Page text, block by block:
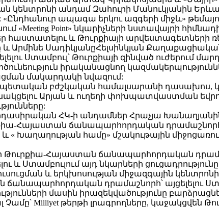
կենտրոնի անդամ Զահուրի Մանուկյանին
«Ընդհանուր ապագա երկու ազգերի միջև»
«Meeting Point» նկարիչների նստավայրի
հաստատելու և Թուրքիայի արվեստագետների
Արմինե ՍադիկյանըՀելսինկյան
Ստամբուլ՝ Թուրքիայի զինված ուժերում
իրականացնող
մակարդակի նվազում:
պետական ​​բժշկական համալսարանի
Արյան և ուղեղի փոխպատվաստման
ՀԿ-ի անդամներ Հրաչյա
Հայաստան ճանապարհորդական դրամաշնորհով՝
և « Խաղաղության համը» մշակութային
Հայաստան ճանապարհորդական
Ստամբուլում այդ նկարների
և երկխոսության միջազգային
դրամաշնորհ՝ այցելելու
մասին իրազեկվածությունը
Չամը՝ Milliyet թերթի լրագրողները,